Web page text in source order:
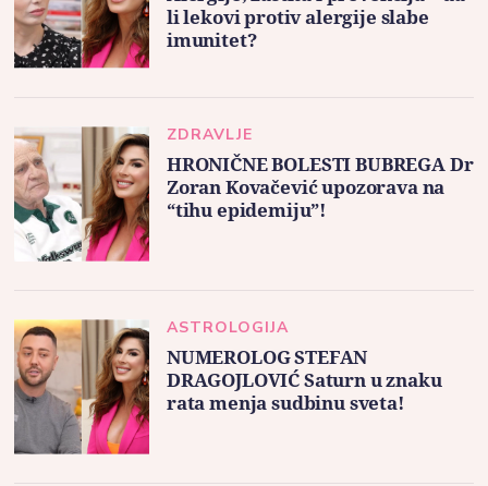
li lekovi protiv alergije slabe
imunitet?
ZDRAVLJE
HRONIČNE BOLESTI BUBREGA Dr
Zoran Kovačević upozorava na
“tihu epidemiju”!
ASTROLOGIJA
NUMEROLOG STEFAN
DRAGOJLOVIĆ Saturn u znaku
rata menja sudbinu sveta!